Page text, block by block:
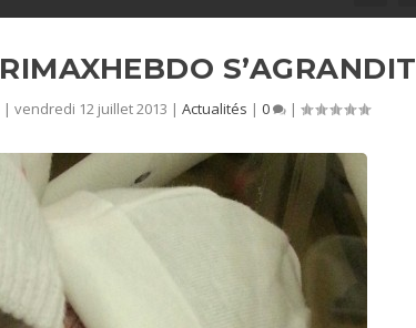
S’AGRANDIT
| vendredi 12 juillet 2013 | Actualités | 0 |